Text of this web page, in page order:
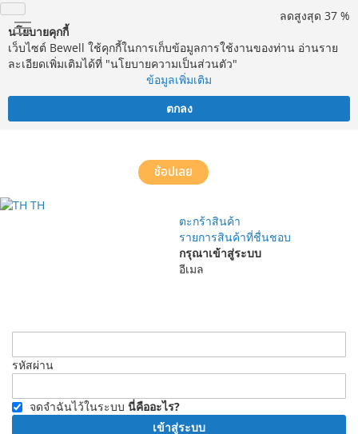
นโยบายคุกกี้
เว็บไซต์ Bewell ใช้คุกกี้ในการเก็บข้อมูลการใช้งานของท่าน อ่านราย
ละเอียดเพิ่มเติมได้ที่ "นโยบายความเป็นส่วนตัว"
ข้อมูลเพิ่มเติม
ตกลง
ช้อปเลย
TH
ตะกร้าสินค้า
รายการสินค้าที่ชื่นชอบ
กรุณาเข้าสู่ระบบ
อีเมล
รหัสผ่าน
จดจำฉันไว้ในระบบ นี่คืออะไร?
เข้าสู่ระบบ
ลดสูงสุด 37 %